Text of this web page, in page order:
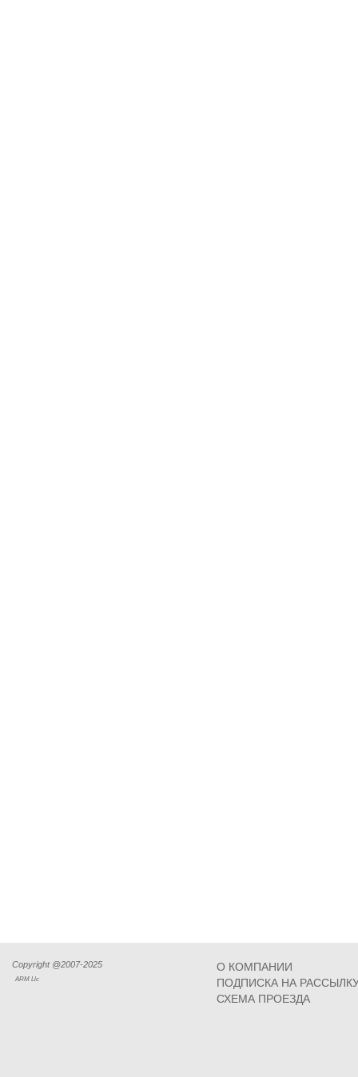
Copyright @2007-2025
ARM Llc
О КОМПАНИИ
ПОДПИСКА НА
СХЕМА ПРОЕЗДА